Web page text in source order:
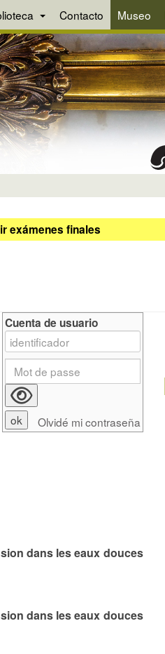
Contacto Museo
exámenes finales
dans les eaux douces
dans les eaux douces
Cuenta de usuario
Olvidé mi contraseña